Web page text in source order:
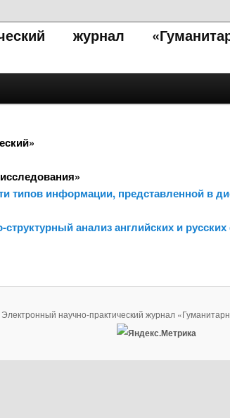
журнал
типов информации, представленной в
анализ английских и
научно-практический журнал